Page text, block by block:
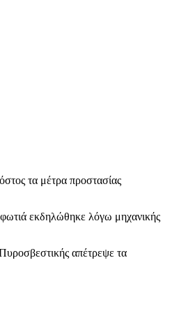
τα μέτρα προστασίας
εκδηλώθηκε λόγω μηχανικής
απέτρεψε τα